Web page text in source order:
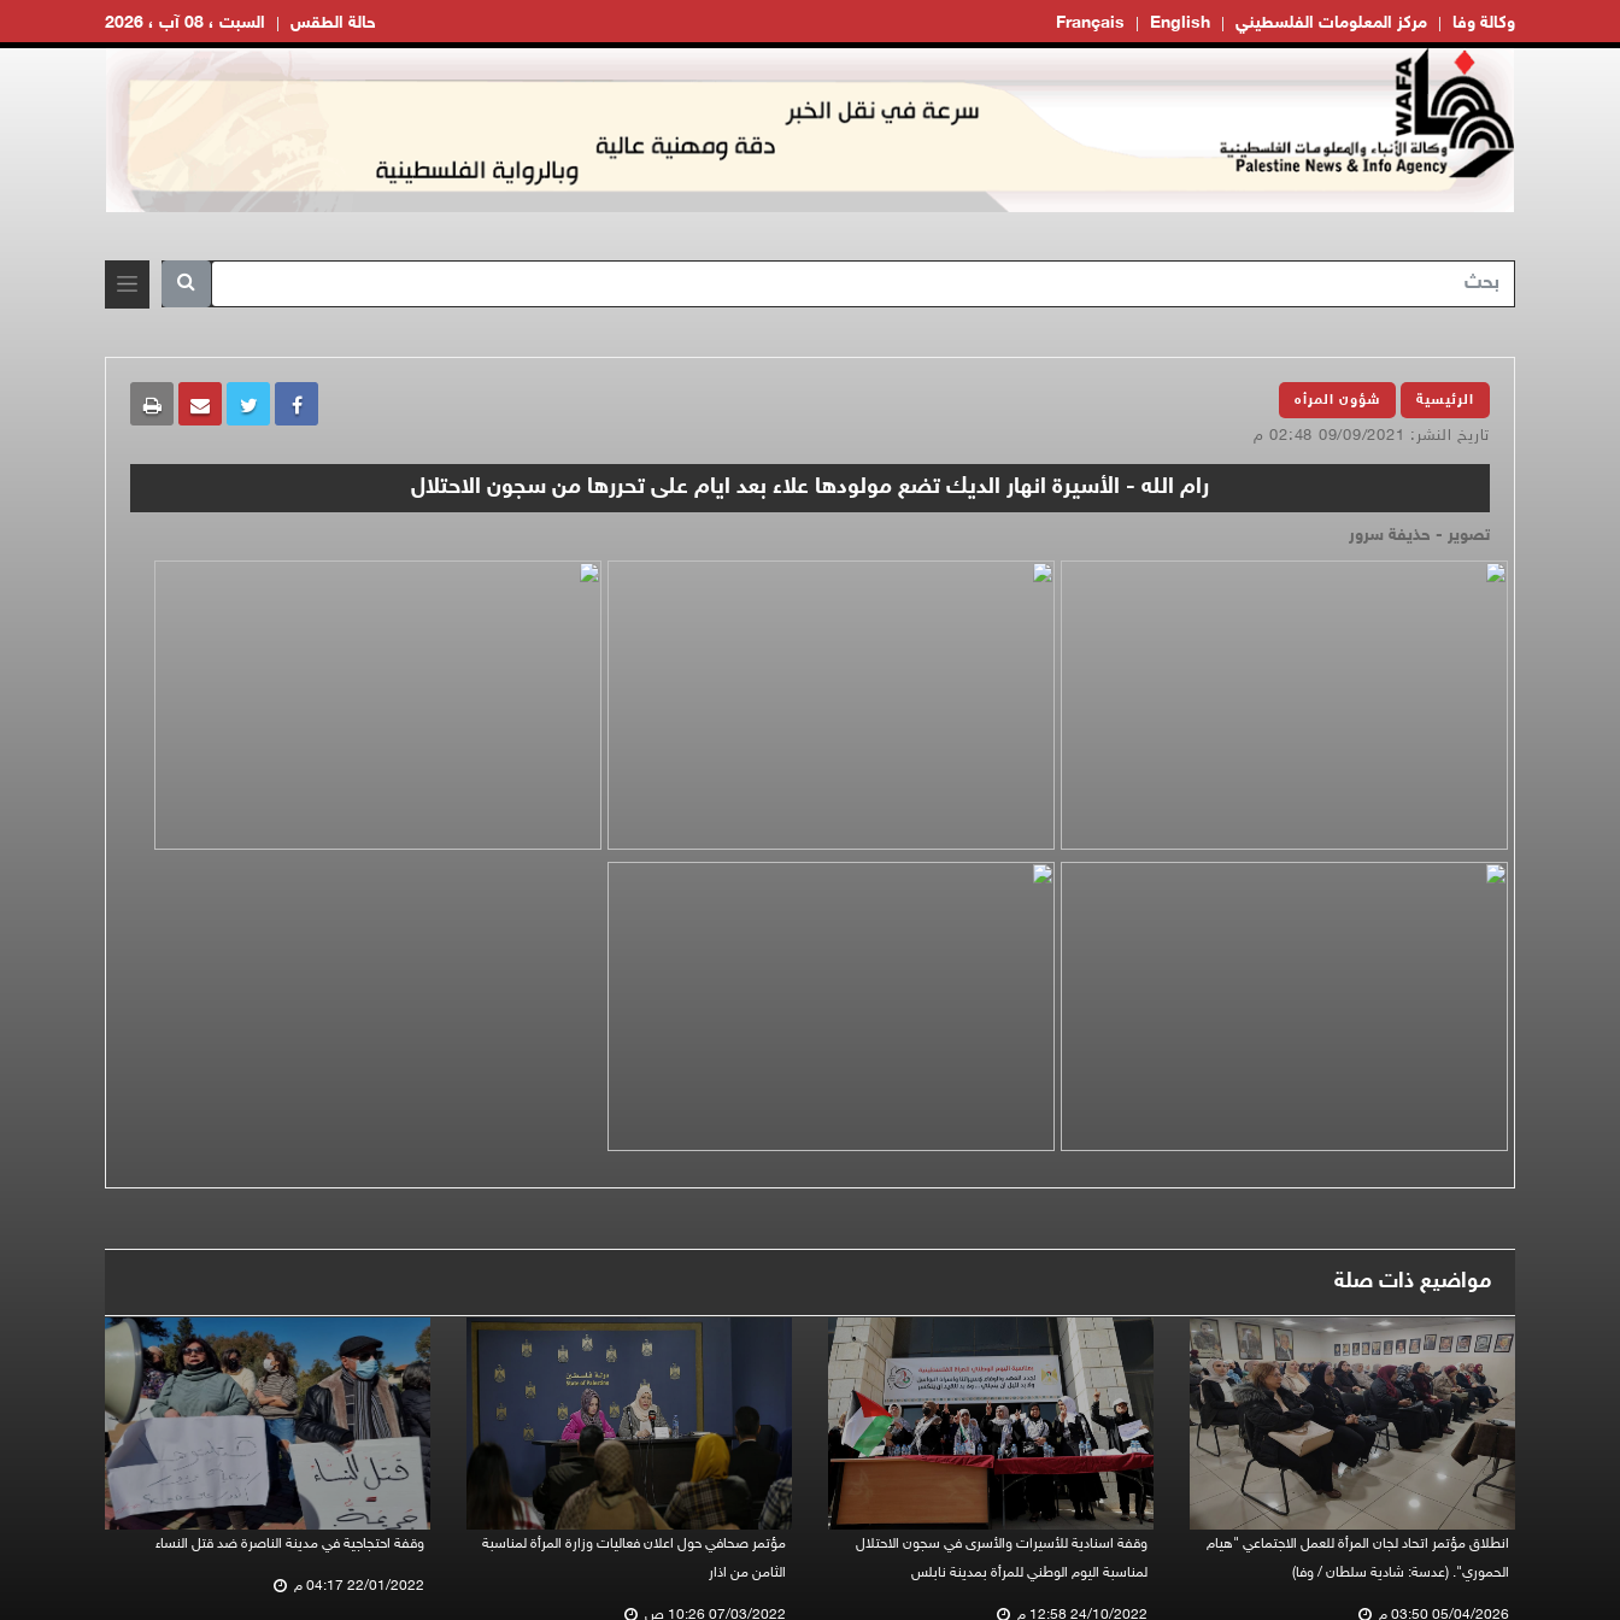
Français English مركز المعلومات الفلسطيني وكالة وفا السبت ، 08 آب ، 2026 حالة الطقس
الرئيسية شؤون المرأه
تاريخ النشر: 09/09/2021 02:48 م
رام الله - الأسيرة انهار الديك تضع مولودها علاء بعد ايام على تحررها من سجون الاحتلال
تصوير - حذيفة سرور
مواضيع ذات صلة
انطلاق مؤتمر اتحاد لجان المرأة للعمل الاجتماعي "هيام
الحموري". (عدسة: شادية سلطان / وفا)
05/04/2026 03:50 م
وقفة اسنادية للأسيرات والأسرى في سجون الاحتلال
لمناسبة اليوم الوطني للمرأة بمدينة نابلس
24/10/2022 12:58 م
مؤتمر صحافي حول اعلان فعاليات وزارة المرأة لمناسبة
الثامن من اذار
07/03/2022 10:26 ص
وقفة احتجاجية في مدينة الناصرة ضد قتل النساء
22/01/2022 04:17 م